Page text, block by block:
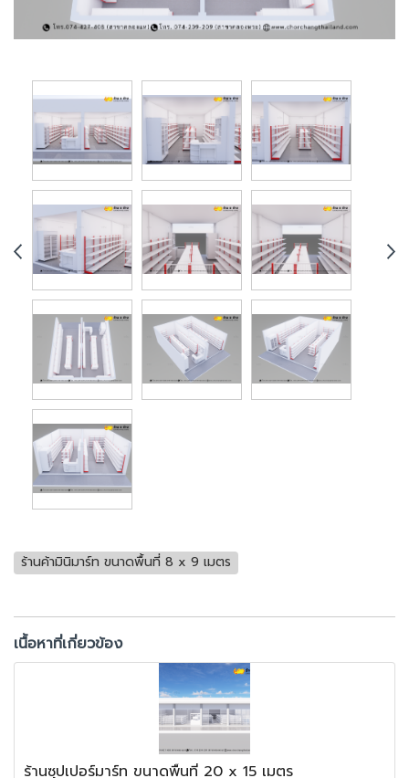
ร้านค้ามินิมาร์ท ขนาดพื้นที่ 8 x 9 เมตร
เนื้อหาที่เกี่ยวข้อง
ร้านซุปเปอร์มาร์ท ขนาดพื้นที่ 20 x 15 เมตร